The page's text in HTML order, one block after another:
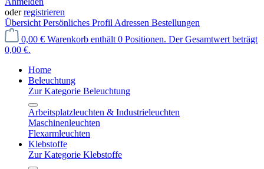
oderregistrieren
Übersicht Persönliches Profil Adressen Bestellungen
0,00 € Warenkorb enthält 0 Positionen. Der Gesamtwert beträgt
0,00 €.
Home
Beleuchtung
Zur Kategorie Beleuchtung
Arbeitsplatzleuchten & Industrieleuchten
Maschinenleuchten
Flexarmleuchten
Klebstoffe
Zur Kategorie Klebstoffe